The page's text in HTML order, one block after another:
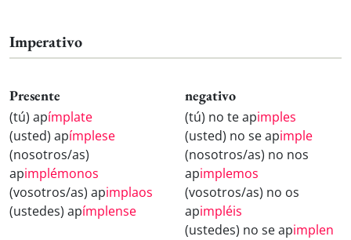
Imperativo
Presente
(tú) apímplate
(usted) apímplese
(nosotros/as)
apimplémonos
(vosotros/as) apimplaos
(ustedes) apímplense
negativo
(tú) no te apimples
(usted) no se apimple
(nosotros/as) no nos
apimplemos
(vosotros/as) no os
apimpléis
(ustedes) no se apimplen